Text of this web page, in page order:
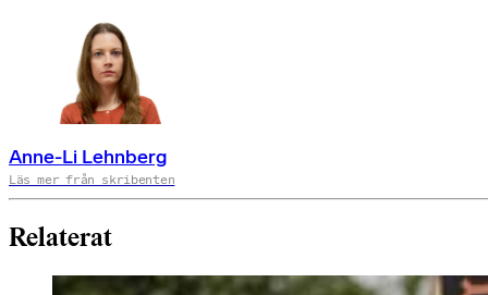
Anne-Li Lehnberg
Läs mer från skribenten
Relaterat